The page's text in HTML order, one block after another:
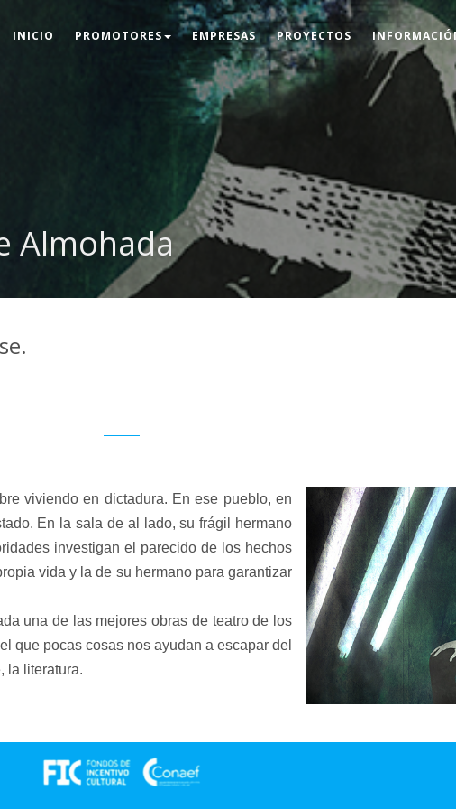
INICIO PROMOTORES EMPRESAS PROYECTOS
Almohada
viviendo en dictadura. En ese pueblo, en
En la sala de al lado, su frágil hermano
investigan el parecido de los hechos
vida y la de su hermano para garantizar
una de las mejores obras de teatro de los
que pocas cosas nos ayudan a escapar del
la literatura.